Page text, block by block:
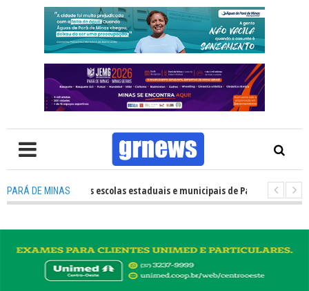
PARÁ DE MINAS
desempenho das escolas estaduais e municipais de Pará de Minas no